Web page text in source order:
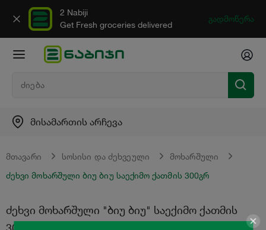
2 Nabiji
Get Fresh groceries delivered
გადმოწერა
მისამართის არჩევა
მთავარი სოსისი და ძეხვეული
მოხარშული
ძეხვი მოხარშული ბიუ ბიუ საექიმო ქათმის 300გრ
ძეხვი მოხარშული "ბიუ ბიუ" საექიმო ქათმის